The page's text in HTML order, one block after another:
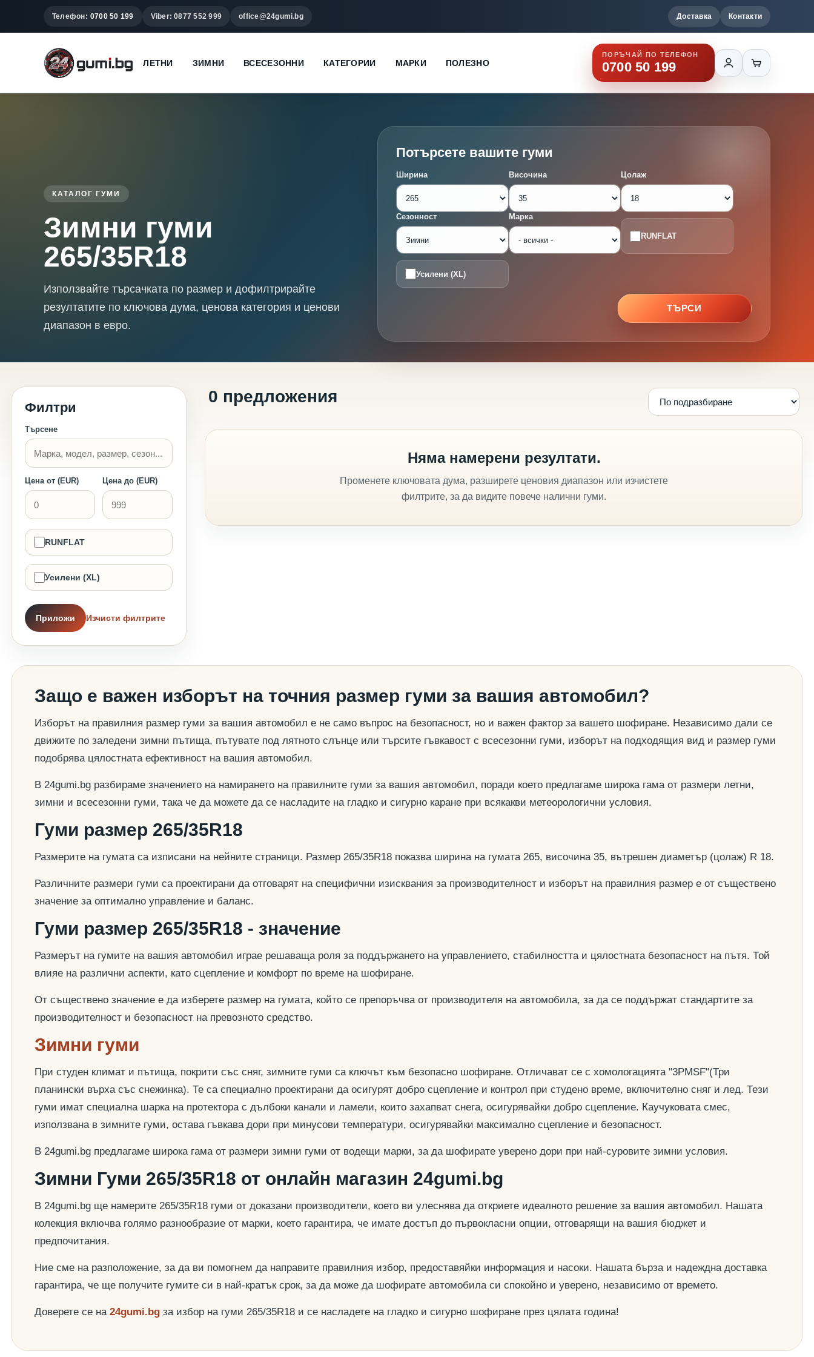
Телефон: 0700 50 199 Viber: 0877 552 999 office@24gumi.bg Доставка Контакти
ЛЕТНИ ЗИМНИ ВСЕСЕЗОННИ КАТЕГОРИИ МАРКИ ПОЛЕЗНО
ПОРЪЧАЙ ПО ТЕЛЕФОН
0700 50 199
КАТАЛОГ ГУМИ
Зимни гуми
265/35R18
Използвайте търсачката по размер и дофилтрирайте
резултатите по ключова дума, ценова категория и ценови
диапазон в евро.
Потърсете вашите гуми
Ширина Височина Цолаж
Сезонност Марка
RUNFLAT
Усилени (XL)
ТЪРСИ
Филтри
Търсене
Цена от (EUR) Цена до (EUR)
RUNFLAT
Усилени (XL)
Приложи Изчисти филтрите
0 предложения
Няма намерени резултати.
Променете ключовата дума, разширете ценовия диапазон или изчистете
филтрите, за да видите повече налични гуми.
Защо е важен изборът на точния размер гуми за вашия автомобил?
Изборът на правилния размер гуми за вашия автомобил е не само въпрос на безопасност, но и важен фактор за вашето шофиране. Независимо дали се
движите по заледени зимни пътища, пътувате под лятното слънце или търсите гъвкавост с всесезонни гуми, изборът на подходящия вид и размер гуми
подобрява цялостната ефективност на вашия автомобил.
В 24gumi.bg разбираме значението на намирането на правилните гуми за вашия автомобил, поради което предлагаме широка гама от размери летни,
зимни и всесезонни гуми, така че да можете да се насладите на гладко и сигурно каране при всякакви метеорологични условия.
Гуми размер 265/35R18
Размерите на гумата са изписани на нейните страници. Размер 265/35R18 показва ширина на гумата 265, височина 35, вътрешен диаметър (цолаж) R 18.
Различните размери гуми са проектирани да отговарят на специфични изисквания за производителност и изборът на правилния размер е от съществено
значение за оптимално управление и баланс.
Гуми размер 265/35R18 - значение
Размерът на гумите на вашия автомобил играе решаваща роля за поддържането на управлението, стабилността и цялостната безопасност на пътя. Той
влияе на различни аспекти, като сцепление и комфорт по време на шофиране.
От съществено значение е да изберете размер на гумата, който се препоръчва от производителя на автомобила, за да се поддържат стандартите за
производителност и безопасност на превозното средство.
Зимни гуми
При студен климат и пътища, покрити със сняг, зимните гуми са ключът към безопасно шофиране. Отличават се с хомологацията "3PMSF"(Три
планински върха със снежинка). Те са специално проектирани да осигурят добро сцепление и контрол при студено време, включително сняг и лед. Тези
гуми имат специална шарка на протектора с дълбоки канали и ламели, които захапват снега, осигурявайки добро сцепление. Каучуковата смес,
използвана в зимните гуми, остава гъвкава дори при минусови температури, осигурявайки максимално сцепление и безопасност.
В 24gumi.bg предлагаме широка гама от размери зимни гуми от водещи марки, за да шофирате уверено дори при най-суровите зимни условия.
Зимни Гуми 265/35R18 от онлайн магазин 24gumi.bg
В 24gumi.bg ще намерите 265/35R18 гуми от доказани производители, което ви улеснява да откриете идеалното решение за вашия автомобил. Нашата
колекция включва голямо разнообразие от марки, което гарантира, че имате достъп до първокласни опции, отговарящи на вашия бюджет и
предпочитания.
Ние сме на разположение, за да ви помогнем да направите правилния избор, предоставяйки информация и насоки. Нашата бърза и надеждна доставка
гарантира, че ще получите гумите си в най-кратък срок, за да може да шофирате автомобила си спокойно и уверено, независимо от времето.
Доверете се на 24gumi.bg за избор на гуми 265/35R18 и се насладете на гладко и сигурно шофиране през цялата година!